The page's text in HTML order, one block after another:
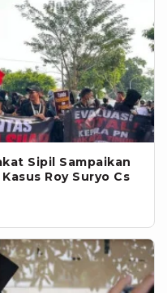
Sipil Sampaikan
Roy Suryo Cs